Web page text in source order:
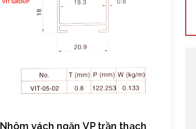
Nhôm vách ngăn VP trần thạch